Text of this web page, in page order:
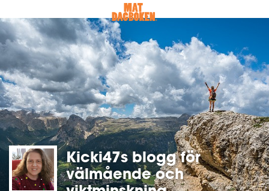
Kicki47s blogg för
välmående och